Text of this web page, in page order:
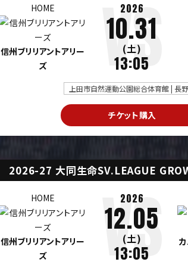
HOME
信州ブリリアントアリー
ズ
2026
10.31
(土)
13:05
上田市自然運動公園総合体育館 | 長
チケット購入
2026-27 大同生命SV.LEAGUE
HOME
信州ブリリアントアリー
ズ
2026
12.05
(土)
13:05